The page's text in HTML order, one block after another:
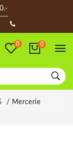
0 0
Mercerie